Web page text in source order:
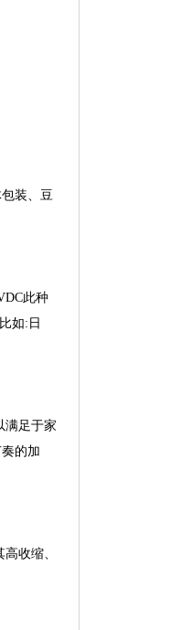
装、豆
此种
如:日
满足于家
的加
收缩、